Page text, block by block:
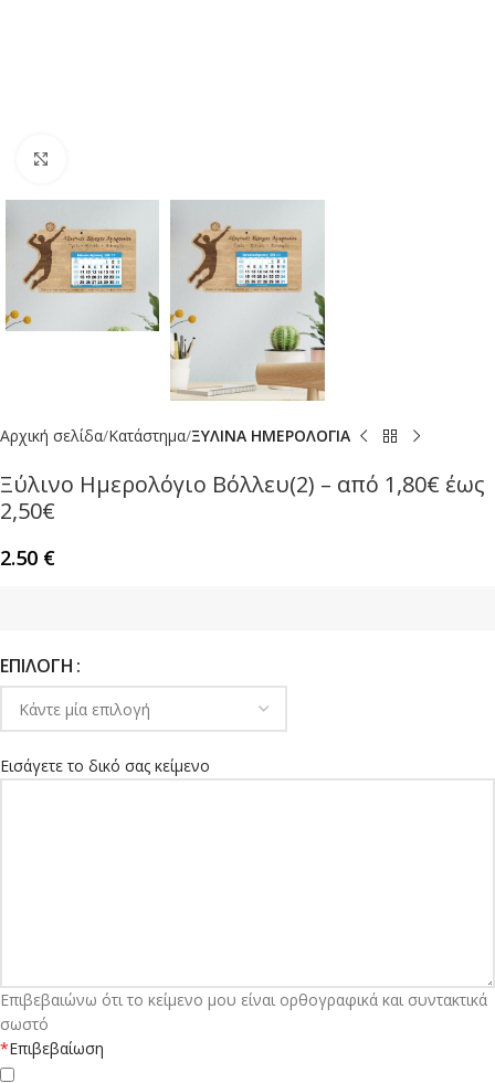
Αρχική σελίδα Κατάστημα ΞΥΛΙΝΑ ΗΜΕΡΟΛΟΓΙΑ
Ξύλινο Ημερολόγιο Βόλλευ(2) – από 1,80€ έως
2,50€
2.50 €
ΕΠΙΛΟΓΉ
Εισάγετε το δικό σας κείμενο
*Επιβεβαίωση
Επιβεβαιώνω ότι το κείμενο μου είναι ορθογραφικά και συντακτικά
σωστό